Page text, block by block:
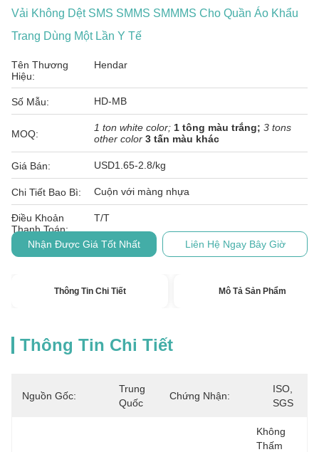
Vải Không Dệt SMS SMMS SMMMS Cho Quần Áo Khẩu
Trang Dùng Một Lần Y Tế
Tên Thương
Hiệu:
Hendar
Số Mẫu: HD-MB
MOQ:
1 ton white color; 1 tông màu trắng; 3 tons
other color 3 tấn màu khác
Giá Bán: USD1.65-2.8/kg
Chi Tiết Bao Bì: Cuộn với màng nhựa
Điều Khoản
Thanh Toán:
T/T
Nhận Được Giá Tốt Nhất Liên Hệ Ngay Bây Giờ
Thông Tin Chi Tiết Mô Tả Sản Phẩm
Thông Tin Chi Tiết
Nguồn Gốc:
Trung
Quốc
Chứng Nhận:
ISO,
SGS
Không
Thấm